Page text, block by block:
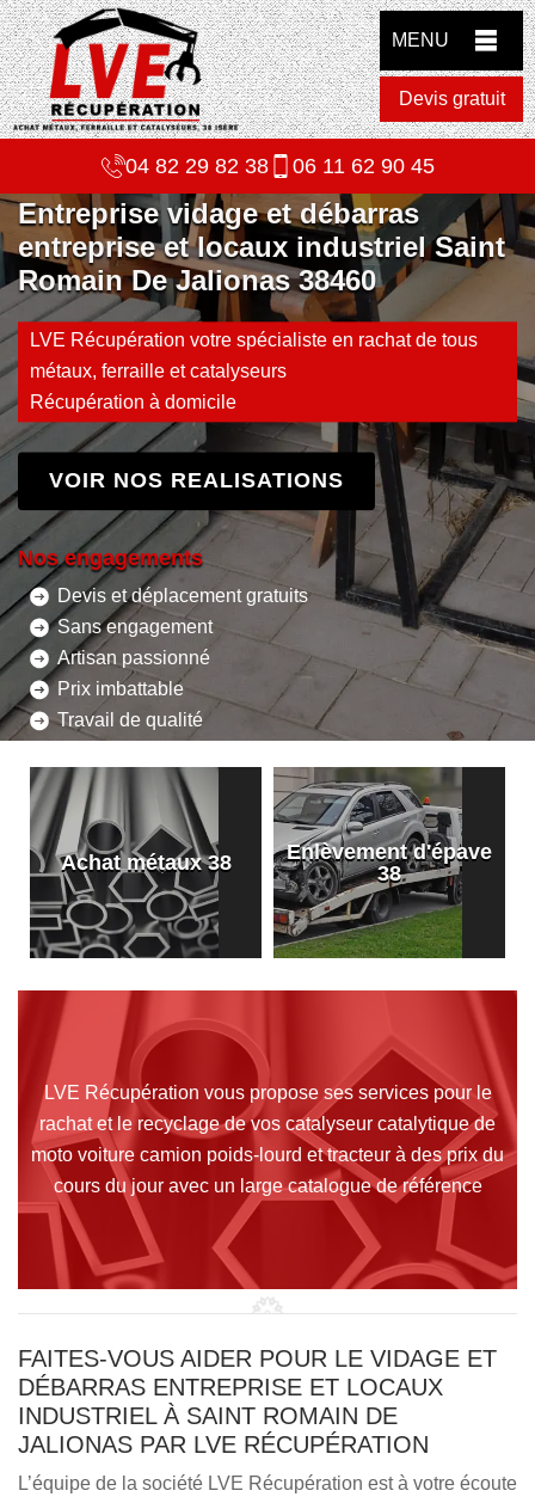
MENU
Devis gratuit
04 82 29 82 38 06 11 62 90 45
Entreprise vidage et débarras
entreprise et locaux industriel Saint
Romain De Jalionas 38460
LVE Récupération votre spécialiste en rachat de tous
métaux, ferraille et catalyseurs
Récupération à domicile
VOIR NOS REALISATIONS
Nos engagements
Devis et déplacement gratuits
Sans engagement
Artisan passionné
Prix imbattable
Travail de qualité
Achat métaux 38
Enlèvement d'épave
38
LVE Récupération vous propose ses services pour le
rachat et le recyclage de vos catalyseur catalytique de
moto voiture camion poids-lourd et tracteur à des prix du
cours du jour avec un large catalogue de référence
FAITES-VOUS AIDER POUR LE VIDAGE ET
DÉBARRAS ENTREPRISE ET LOCAUX
INDUSTRIEL À SAINT ROMAIN DE
JALIONAS PAR LVE RÉCUPÉRATION
L’équipe de la société LVE Récupération est à votre écoute